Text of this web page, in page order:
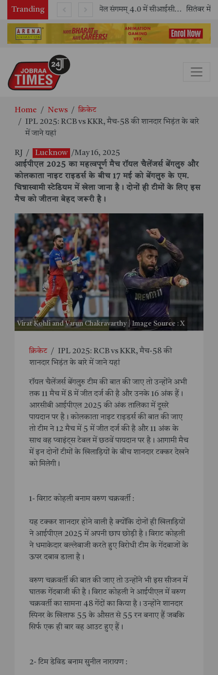
Tranding सितंबर में मॉयल ने रचा नया कीर्तिमान, अब तक का सर्वश्रेष्ठ उत्पादन दर्ज: दूसरी तिमाही में 10.3% की शानदार उत्पादन वृद्धि
Home News
क्रिकेट
IPL 2025: RCB vs KKR, मैच-58 की शानदार भिड़ंत के बारे
में जाने यहां
RJ / Lucknow /May 16, 2025
आईपीएल 2025 का महत्वपूर्ण मैच रॉयल चैलेंजर्स बेंगलुरु और
कोलकाता नाइट राइडर्स के बीच 17 मई को बेंगलुरु के एम.
चिन्नास्वामी स्टेडियम में खेला जाना है। दोनों ही टीमों के लिए इस
मैच को जीतना बेहद जरूरी है।
Virat Kohli and Varun Chakravarthy | Image Source : X
क्रिकेट / IPL 2025: RCB vs KKR, मैच-58 की
शानदार भिड़ंत के बारे में जाने यहां
रॉयल चैलेंजर्स बेंगलुरु टीम की बात की जाए तो उन्होंने अभी
तक 11 मैच में 8 में जीत दर्ज की है और उनके 16 अंक हैं।
आरसीबी आईपीएल 2025 की अंक तालिका में दूसरे
पायदान पर है। कोलकाता नाइट राइडर्स की बात की जाए
तो टीम ने 12 मैच में 5 में जीत दर्ज की है और 11 अंक के
साथ वह प्वाइंट्स टेबल में छठवें पायदान पर है। आगामी मैच
में इन दोनों टीमों के खिलाड़ियों के बीच शानदार टक्कर देखने
को मिलेगी।
1- विराट कोहली बनाम वरुण चक्रवर्ती :
यह टक्कर शानदार होने वाली है क्योंकि दोनों ही खिलाड़ियों
ने आईपीएल 2025 में अपनी छाप छोड़ी है। विराट कोहली
ने धमाकेदार बल्लेबाजी करते हुए विरोधी टीम के गेंदबाजों के
ऊपर दबाव डाला है।
वरुण चक्रवर्ती की बात की जाए तो उन्होंने भी इस सीजन में
घातक गेंदबाजी की है। विराट कोहली ने आईपीएल में वरुण
चक्रवर्ती का सामना 48 गेंदों का किया है।‌ उन्होंने शानदार
स्पिनर के खिलाफ 55 के औसत से 55 रन बनाए हैं जबकि
सिर्फ एक ही बार वह आउट हुए हैं।
2- टिम डेविड बनाम सुनील नारायण :